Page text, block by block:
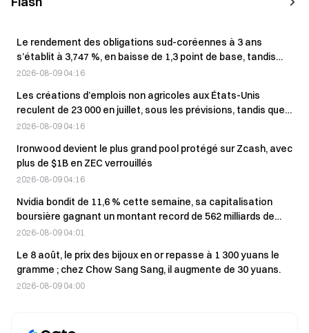
Le rendement des obligations sud-coréennes à 3 ans
s’établit à 3,747 %, en baisse de 1,3 point de base, tandis
que les investisseurs étrangers affichent des achats nets
2026-08-09 04:16
Les créations d’emplois non agricoles aux États-Unis
reculent de 23 000 en juillet, sous les prévisions, tandis que
la Fed pourrait encore relever ses taux
2026-08-09 04:16
Ironwood devient le plus grand pool protégé sur Zcash, avec
plus de $1B en ZEC verrouillés
2026-08-09 04:16
Nvidia bondit de 11,6 % cette semaine, sa capitalisation
boursière gagnant un montant record de 562 milliards de
dollars, portée par le soutien de Musk et les dépenses
2026-08-09 04:01
Le 8 août, le prix des bijoux en or repasse à 1 300 yuans le
gramme ; chez Chow Sang Sang, il augmente de 30 yuans.
2026-08-09 04:00